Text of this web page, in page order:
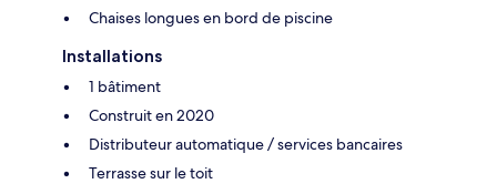
Chaises longues en bord de piscine
Installations
1 bâtiment
Construit en 2020
Distributeur automatique / services bancaires
Terrasse sur le toit